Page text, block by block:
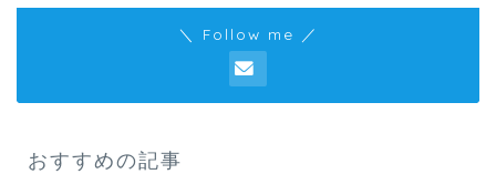
＼ Follow me ／
おすすめの記事